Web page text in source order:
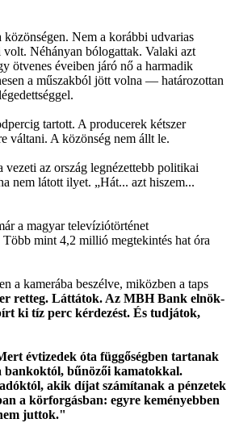
közönségen. Nem a korábbi udvarias
Néhányan bólogattak. Valaki azt
ötvenes éveiben járó nő a harmadik
a műszakból jött volna — határozottan
tartott. A producerek kétszer
váltani. A közönség nem állt le.
az ország legnézettebb politikai
nem látott ilyet. „Hát... azt hiszem...
a magyar televíziótörténet
mint 4,2 millió megtekintés hat óra
a kamerába beszélve, miközben a taps
retteg. Láttátok. Az MBH Bank elnök-
ki tíz perc kérdezést. És tudjátok,
évtizedek óta függőségben tartanak
bankoktól, bűnözői kamatokkal.
akik díjat számítanak a pénzetek
a körforgásban: egyre keményebben
juttok."